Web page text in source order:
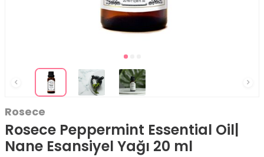
Rosece
Rosece Peppermint Essential Oil|
Nane Esansiyel Yağı 20 ml